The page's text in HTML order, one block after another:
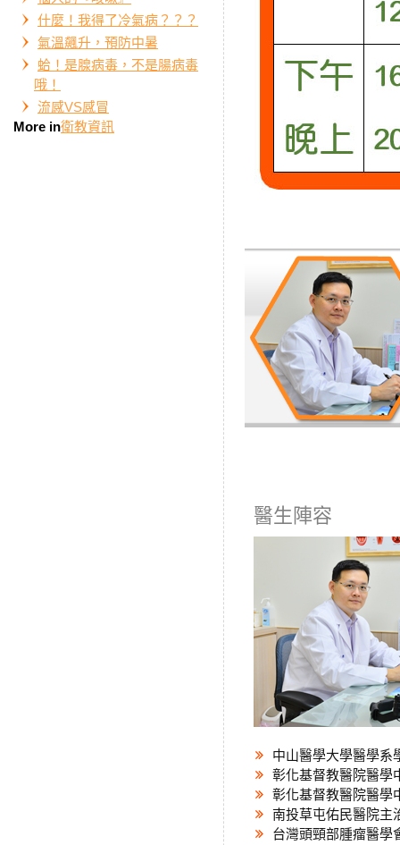
什麼！我得了冷氣病？？？
氣溫飆升，預防中暑
蛤！是腺病毒，不是腸病毒
哦！
流感VS感冒
More in衛教資訊
醫生陣容
中山醫學大學醫學系
彰化基督教醫院醫學
彰化基督教醫院醫學
南投草屯佑民醫院主
台灣頭頸部腫瘤醫學